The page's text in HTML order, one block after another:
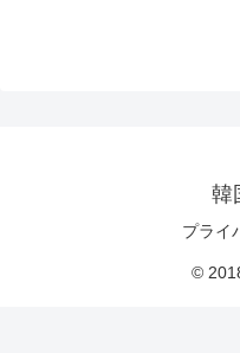
韓
プライ
©